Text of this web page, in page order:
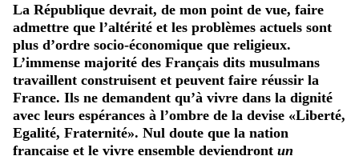
La République devrait, de mon point de vue, faire
admettre que l’altérité et les problèmes actuels sont
plus d’ordre socio-économique que religieux.
L’immense majorité des Français dits musulmans
travaillent construisent et peuvent faire réussir la
France. Ils ne demandent qu’à vivre dans la dignité
avec leurs espérances à l’ombre de la devise «Liberté,
Egalité, Fraternité». Nul doute que la nation
française et le vivre ensemble deviendront un